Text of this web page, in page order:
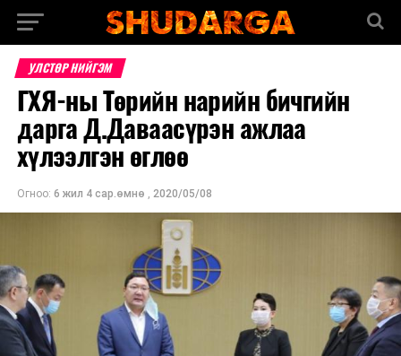
УЛСТӨР НИЙГЭМ
ГХЯ-ны Төрийн нарийн бичгийн
дарга Д.Даваасүрэн ажлаа
хүлээлгэн өглөө
Огноо: 6 жил 4 сар.өмнө , 2020/05/08